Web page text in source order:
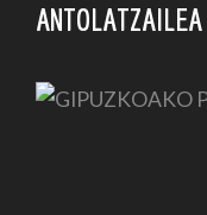
ANTOLATZAILEA